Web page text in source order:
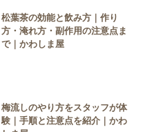
松葉茶の効能と飲み方｜作り
方・淹れ方・副作用の注意点ま
で｜かわしま屋
梅流しのやり方をスタッフが体
験｜手順と注意点を紹介｜かわ